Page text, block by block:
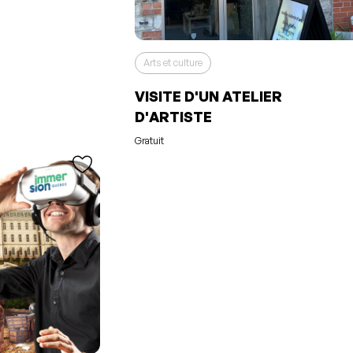
Arts et culture
VISITE D'UN ATELIER
D'ARTISTE
Gratuit